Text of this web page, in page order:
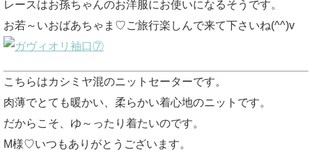
レースはお孫ちゃんのお洋服にお使いになるそうです。
お若～いおばあちゃま♡ご旅行楽しんで来て下さいね(^^)v
こちらはカシミヤ混のニットセーターです。
肉薄でとても暖かい、柔らかい着心地のニットです。
だからこそ、ゆ～ったり着たいのです。
M様♡いつもありがとうございます。